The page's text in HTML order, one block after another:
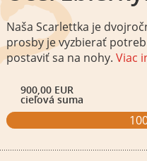
Naša Scarlettka je
prosby je vyzbierať
postaviť sa na nohy. Viac
900,00 EUR
cieľová suma